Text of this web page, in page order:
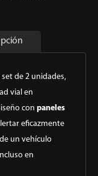
set de 2 unidades,
vial en
con paneles
eficazmente
un vehículo
en